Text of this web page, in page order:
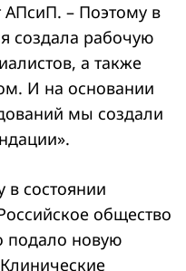
АПсиП. – Поэтому в
создала рабочую
а также
И на основании
мы создали
в состоянии
общество
подало новую